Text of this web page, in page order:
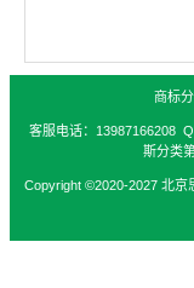
商标
客服电话：13987166208
斯分类
Copyright ©2020-2027 北